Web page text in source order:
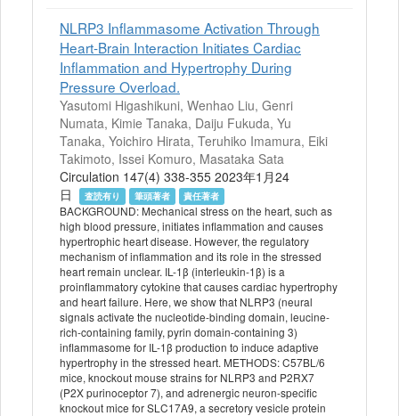
NLRP3 Inflammasome Activation Through
Heart-Brain Interaction Initiates Cardiac
Inflammation and Hypertrophy During
Pressure Overload.
Yasutomi Higashikuni, Wenhao Liu, Genri
Numata, Kimie Tanaka, Daiju Fukuda, Yu
Tanaka, Yoichiro Hirata, Teruhiko Imamura, Eiki
Takimoto, Issei Komuro, Masataka Sata
Circulation 147(4) 338-355 2023年1月24
日
査読有り 筆頭著者 責任著者
BACKGROUND: Mechanical stress on the heart, such as
high blood pressure, initiates inflammation and causes
hypertrophic heart disease. However, the regulatory
mechanism of inflammation and its role in the stressed
heart remain unclear. IL-1β (interleukin-1β) is a
proinflammatory cytokine that causes cardiac hypertrophy
and heart failure. Here, we show that NLRP3 (neural
signals activate the nucleotide-binding domain, leucine-
rich-containing family, pyrin domain-containing 3)
inflammasome for IL-1β production to induce adaptive
hypertrophy in the stressed heart. METHODS: C57BL/6
mice, knockout mouse strains for NLRP3 and P2RX7
(P2X purinoceptor 7), and adrenergic neuron-specific
knockout mice for SLC17A9, a secretory vesicle protein